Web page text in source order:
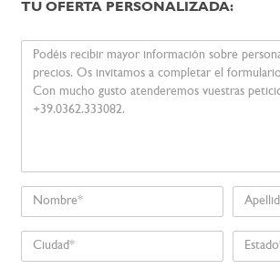
TU OFERTA PERSONALIZADA:
mensaje
Nombre Apellido
Ciudad Estado